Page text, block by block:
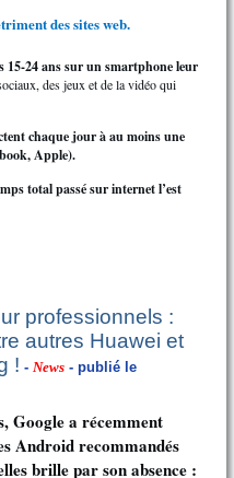
des sites web.
15-24 ans sur un smartphone leur
des jeux et de la vidéo qui
chaque jour à au moins une
Apple).
total passé sur internet l’est
professionnels :
autres Huawei et
! - News - publié le
Google a récemment
Android recommandés
brille par son absence :